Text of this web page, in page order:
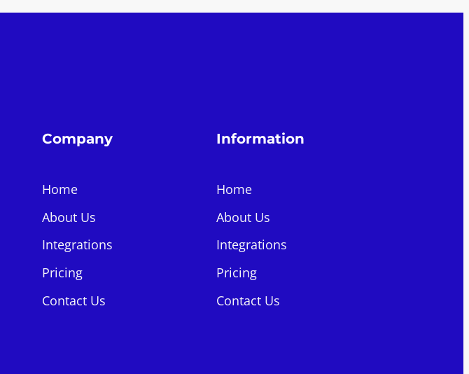
Company
Home
About Us
Integrations
Pricing
Contact Us
Information
Home
About Us
Integrations
Pricing
Contact Us